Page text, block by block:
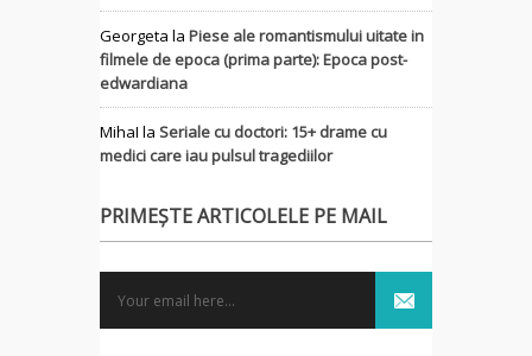
Georgeta la Piese ale romantismului uitate in
filmele de epoca (prima parte): Epoca post-
edwardiana
MihaI la Seriale cu doctori: 15+ drame cu
medici care iau pulsul tragediilor
PRIMEȘTE ARTICOLELE PE MAIL